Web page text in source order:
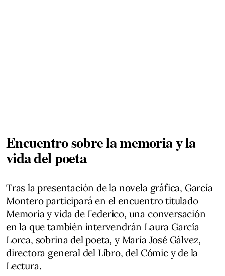
Encuentro sobre la memoria y la
vida del poeta
Tras la presentación de la novela gráfica, García
Montero participará en el encuentro titulado
Memoria y vida de Federico, una conversación
en la que también intervendrán Laura García
Lorca, sobrina del poeta, y María José Gálvez,
directora general del Libro, del Cómic y de la
Lectura.